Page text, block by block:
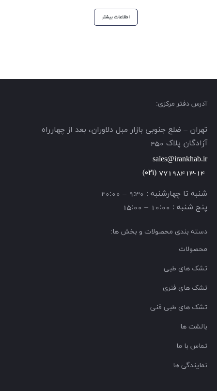
اطلاعات بیشتر
آدرس دفتر مرکزی:
تهران – ضلع جنوبی بازار مبل دلاوران، بعد از چهارراه
آزادگان پلاک 450
sales@irankhab.ir
(۰۲۱)
شنبه تا چهارشنبه : 9:30 – 20:00
پنج شنبه : 10:00 – 15:00
دسته بندی محصولات و بخش ها:
محصولات
تشک های طبی
تشک های فنری
تشک های طبی فنی
بالشت ها
تماس با ما
نمایندگی ها